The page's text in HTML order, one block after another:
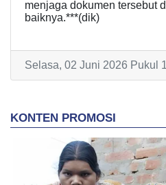
menjaga dokumen tersebut
baiknya.***(dik)
Selasa, 02 Juni 2026 Pukul